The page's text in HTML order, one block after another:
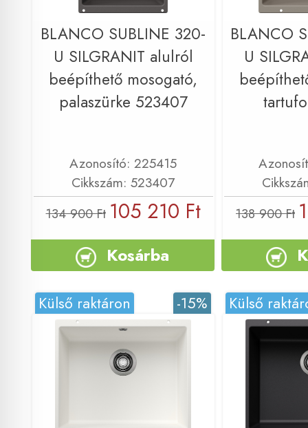
BLANCO SUBLINE 320-
U SILGRANIT alulról
beépíthető mosogató,
palaszürke 523407
Azonosító: 225415
Cikkszám: 523407
134 900 Ft 105 210 Ft
Kosárba
BLANCO
U
138 900 Ft
-15%
Külső raktáron Külső